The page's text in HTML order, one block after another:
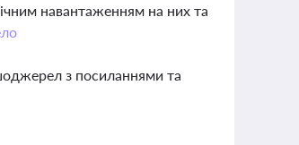
навантаженням на них та
з посиланнями та